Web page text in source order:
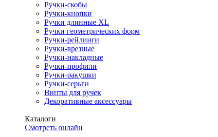
Ручки-скобы
Ручки-кнопки
Ручки длинные XL
Ручки геометрических форм
Ручки-рейлинги
Ручки-врезные
Ручки-накладные
Ручки-профили
Ручки-ракушки
Ручки-серьги
Винты для ручек
Декоративные аксессуары
Каталоги
Смотреть онлайн